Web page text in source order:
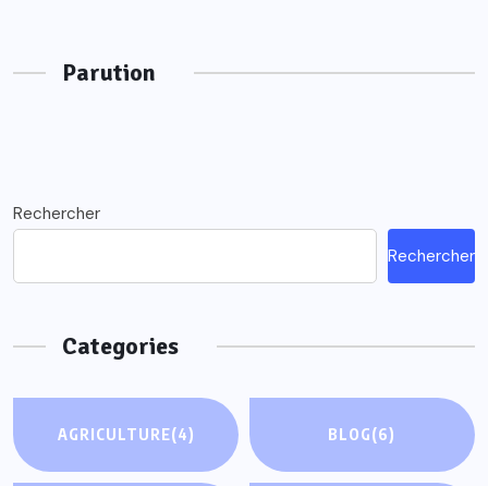
Parution
Rechercher
Rechercher
Categories
AGRICULTURE(4) BLOG(6)